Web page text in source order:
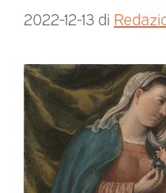
2022-12-13 di